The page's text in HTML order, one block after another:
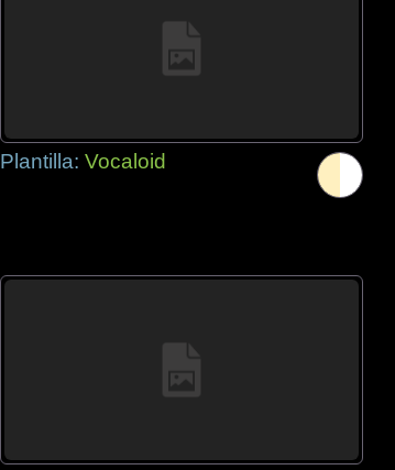
Plantilla: Vocaloid